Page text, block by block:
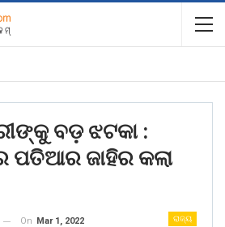
ବଡ଼ ଝଟକା :
ପତିଆର ଜାହିର କଲା
ରାଜ୍ୟ
On Mar 1, 2022